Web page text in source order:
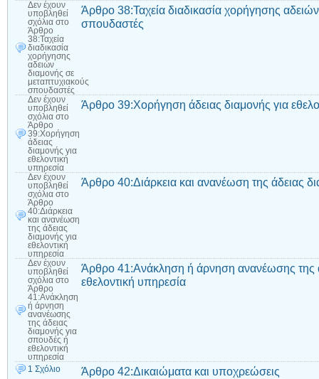
Δεν έχουν
υποβληθεί
σχόλια στο
Άρθρο
38:Ταχεία
διαδικασία
χορήγησης
αδειών
διαμονής σε
μεταπτυχιακούς
σπουδαστές
Άρθρο 38:Ταχεία διαδικασία χορήγησης
σπουδαστές
Δεν έχουν
υποβληθεί
σχόλια στο
Άρθρο
39:Χορήγηση
άδειας
διαμονής για
εθελοντική
υπηρεσία
Άρθρο 39:Χορήγηση άδειας διαμονής για
Δεν έχουν
υποβληθεί
σχόλια στο
Άρθρο
40:Διάρκεια
και ανανέωση
της άδειας
διαμονής για
εθελοντική
υπηρεσία
Άρθρο 40:Διάρκεια και ανανέωση της άδειας
Δεν έχουν
υποβληθεί
σχόλια στο
Άρθρο
41:Ανάκληση
ή άρνηση
ανανέωσης
της άδειας
διαμονής για
σπουδές ή
εθελοντική
υπηρεσία
Άρθρο 41:Ανάκληση ή άρνηση ανανέωσης της
εθελοντική υπηρεσία
1 Σχόλιο Άρθρο 42:Δικαιώματα και υποχρεώσεις